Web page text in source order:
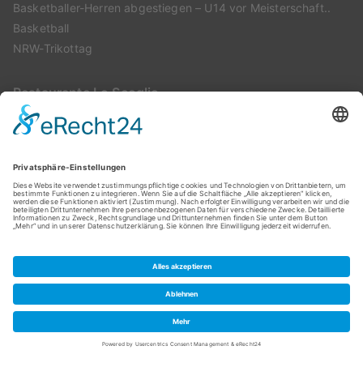
Basketballer-Herren abgestiegen – U14 vor Meisterschaft..
Basketball
NRW-Trikottag
Restaurante Lo Scoglio
Montags: geschlossen
Di – Sa: 17:00 – 22:30 Uhr
Sonntags: 11:00 – 14:30 Uhr und 17:00 – 22:30 Uhr
Copyright © 2026Leichlinger Turnverein. Präsentiert von
ZakraundWordPress.